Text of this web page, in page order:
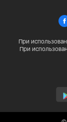
При
При